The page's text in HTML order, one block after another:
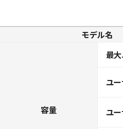
モデル名
容量
最
ユー
ユー